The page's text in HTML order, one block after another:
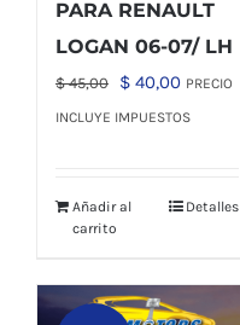
PARA RENAULT
LOGAN 06-07/ LH
$45,00
El
precio
$ 45,00.
$ 40,00El
precio
$ 40,00.
PRECIO
INCLUYE IMPUESTOS
Añadir al
carrito
Detalles